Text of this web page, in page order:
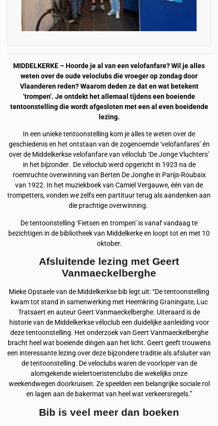
MIDDELKERKE – Hoorde je al van een velofanfare? Wil je alles
weten over de oude veloclubs die vroeger op zondag door
Vlaanderen reden? Waarom deden ze dat en wat betekent
‘trompen’. Je ontdekt het allemaal tijdens een boeiende
tentoonstelling die wordt afgesloten met een al even boeidende
lezing.
In een unieke tentoonstelling kom je alles te weten over de
geschiedenis en het ontstaan van de zogenoemde ‘velofanfares’ én
over de Middelkerkse velofanfare van véloclub ‘De Jonge Vluchters’
in het bijzonder. De véloclub werd opgericht in 1923 na de
roemruchte overwinning van Berten De Jonghe in Parijs-Roubaix
van 1922. In het muziekboek van Camiel Vergauwe, één van de
trompetters, vonden we zelfs een partituur terug als aandenken aan
die prachtige overwinning.
De tentoonstelling ‘Fietsen en trompen’ is vanaf vandaag te
bezichtigen in de bibliotheek van Middelkerke en loopt tot en met 10
oktober.
Afsluitende lezing met Geert
Vanmaeckelberghe
Mieke Opstaele van de Middelkerkse bib legt uit: “De tentoonstelling
kwam tot stand in samenwerking met Heemkring Graningate, Luc
Tratsaert en auteur Geert Vanmaeckelberghe. Uiteraard is de
historie van de Middelkerkse véloclub een duidelijke aanleiding voor
deze tentoonstelling. Het onderzoek van Geert Vanmaeckelberghe
bracht heel wat boeiende dingen aan het licht. Geert geeft trouwens
een interessante lezing over deze bijzondere traditie als afsluiter van
de tentoonstelling. De veloclubs waren de voorloper van de
alomgekende wielertoeristenclubs die wekelijks onze
weekendwegen doorkruisen. Ze speelden een belangrijke sociale rol
en lagen aan de bakermat van heel wat verkeersregels.”
Bib is veel meer dan boeken